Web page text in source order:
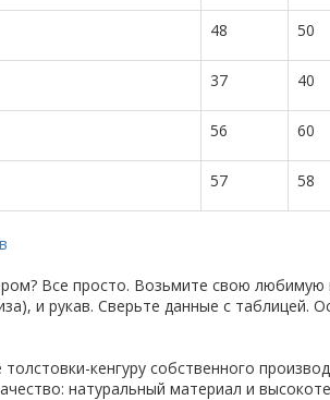
48 50
37 40
56 60
57 58
Все просто. Возьмите свою
и рукав. Сверьте данные с таблицей.
кенгуру собственного
натуральный материал и